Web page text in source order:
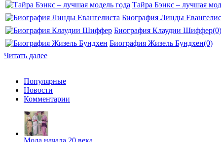
Тайра Бэнкс – лучшая
Биография Линды
Биография Клаудии Шиффер(0)
Биография Жизель Бундхен(0)
Читать далее
Популярные
Новости
Комментарии